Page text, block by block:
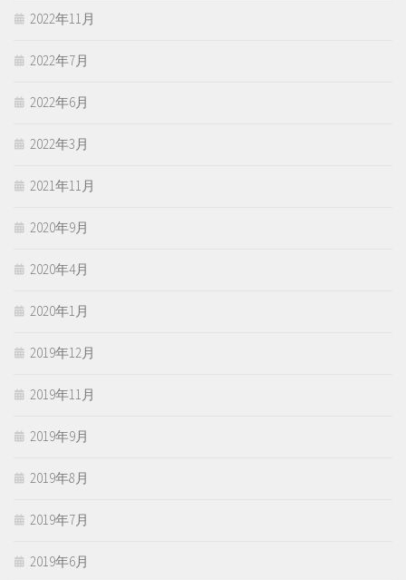
2022年11月
2022年7月
2022年6月
2022年3月
2021年11月
2020年9月
2020年4月
2020年1月
2019年12月
2019年11月
2019年9月
2019年8月
2019年7月
2019年6月